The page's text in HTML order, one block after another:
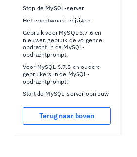
Stop de MySQL-server
Het wachtwoord wijzigen
Gebruik voor MySQL 5.7.6 en
nieuwer, gebruik de volgende
opdracht in de MySQL-
opdrachtprompt.
Voor MySQL 5.7.5 en oudere
gebruikers in de MySQL-
opdrachtprompt:
Start de MySQL-server opnieuw
Terug naar boven